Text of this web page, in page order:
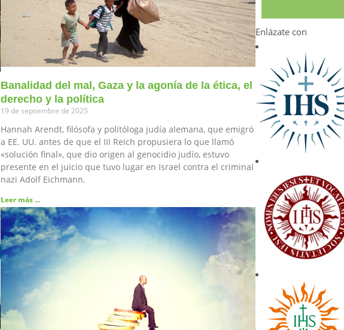
Banalidad del mal, Gaza y la agonía de la ética, el
derecho y la política
19 de septiembre de 2025
Hannah Arendt, filósofa y politóloga judía alemana, que emigró
a EE. UU. antes de que el III Reich propusiera lo que llamó
«solución final», que dio origen al genocidio judío, estuvo
presente en el juicio que tuvo lugar en Israel contra el criminal
nazi Adolf Eichmann.
Leer más ...
Enlázate con